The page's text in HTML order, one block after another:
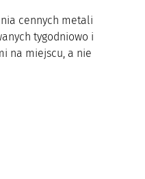
cennych metali
tygodniowo i
na miejscu, a nie